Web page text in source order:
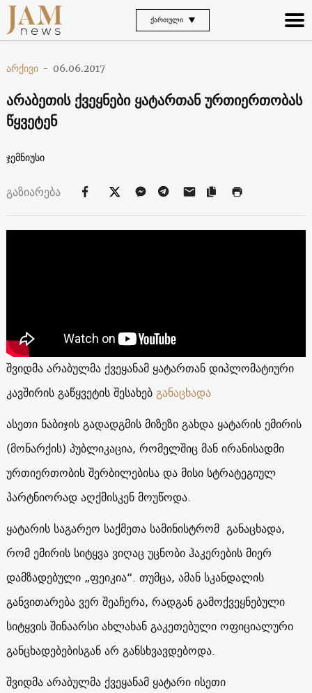
ᲥᲐᲠᲗᲣᲚᲘ
არქივი - 06.06.2017
არაბეთის ქვეყნები ყატართან ურთიერთობას
წყვეტენ
ჯემნიუსი
გაზიარება
შვიდმა არაბულმა ქვეყანამ ყატართან დიპლომატიური
კავშირის გაწყვეტის შესახებგანაცხადა
ასეთი ნაბიჯის გადადგმის მიზეზი გახდა ყატარის ემირის
(მონარქის) პუბლიკაცია, რომელშიც მან ირანისადმი
ურთიერთობის შერბილებისა და მისი სტრატეგიულ
პარტნიორად აღქმისკენ მოუწოდა.
ყატარის საგარეო საქმეთა სამინისტრომ განაცხადა,
რომ ემირის სიტყვა ვიღაც უცნობი ჰაკერების მიერ
დამზადებული „ფეიკია“. თუმცა, ამან სკანდალის
განვითარება ვერ შეაჩერა, რადგან გამოქვეყნებული
სიტყვის შინაარსი ახლახან გაკეთებული ოფიციალური
განცხადებებისგან არ განსხვავდებოდა.
შვიდმა არაბულმა ქვეყანამ ყატარი ისეთი